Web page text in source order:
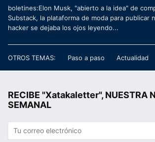
boletines:Elon Musk, "abierto a la idea" de
Substack, la plataforma de moda para publicar
hacker se dejaba los ojos leyendo...
OTROS TEMAS: Paso a paso Actualidad
RECIBE "Xatakaletter", NUESTRA
SEMANAL